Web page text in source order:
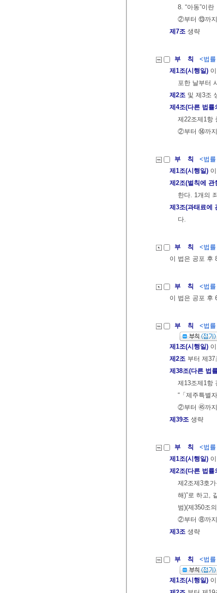
8. “아동”이
②부터 ⑬까
제7조 생략
부 칙
<법
제1조(시행일)
포한 날부터
제2조 및 제3조
제4조(다른 법률
제22조제1항
②부터 ⑭까
부 칙
<법
제1조(시행일)
제2조(벌칙에 관
한다. 1개의
제3조(과태료에
다.
부 칙
<법
이 법은 공포 후
부 칙
<법
이 법은 공포 후
부 칙 <법
제1조(시행일)
제2조 부터 제
제38조(다른 법
제13조제1항
“「제주특별
②부터 ㊺까
제39조 생략
부 칙
<법
제1조(시행일)
제2조(다른 법률
제2조제3호
해)”로 하고,
범)(제350조
②부터 ⑧까
제3조 생략
부 칙 <법
제1조(시행일)